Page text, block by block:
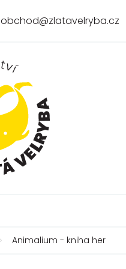
obchod@zlatavelryba.cz
Animalium - kniha her